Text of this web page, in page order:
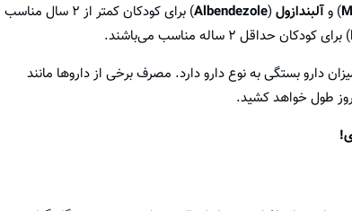
) وآلبندازول(
Albendezole
) برای کودکان کمتر از ۲ سال مناسب
) برای کودکان حداقل ۲ ساله مناسب می‌باشند.
دارو بستگی به نوع دارو دارد. مصرف برخی از دارو‌ها مانند